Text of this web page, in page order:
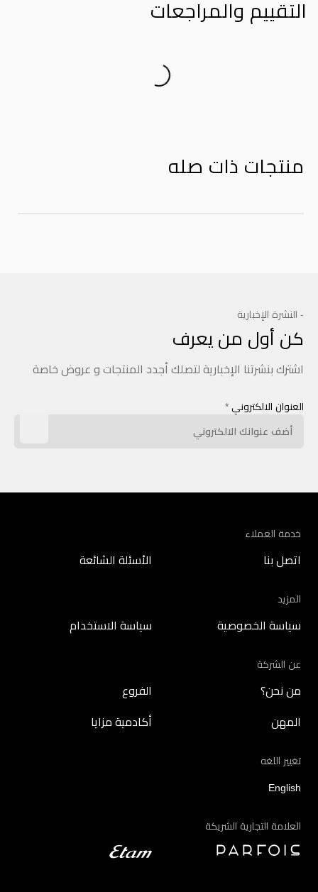
التقييم والمراجعات
منتجات ذات صله
- النشرة الإخبارية
كن أول من يعرف
اشترك بنشرتنا الإخبارية لتصلك أجدد المنتجات و عروض خاصة
العنوان الالكتروني *
خدمة العملاء
اتصل بنا الأسئلة الشائعة
المزيد
سياسة الخصوصية سياسة الاستخدام
عن الشركة
من نحن؟ الفروع
المهن أكادمية مزايا
تغيير اللغه
English
العلامة التجارية الشريكة